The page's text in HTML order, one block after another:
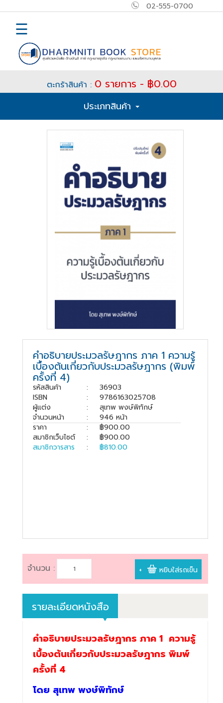
02-555-0700
MAIN
MENU
E-
บางซื่อ เขตบางซื่อ
กรุงเทพมหานคร
10800
(02) 555-
0700(Auto)ext.713
โทรสาร : (02) 555-
0728
book@dharmniti.co.th
☰
ตะกร้าสินค้า : 0 รายการ - ฿0.00
ประเภทสินค้า
คำอธิบายประมวลรัษฎากร ภาค 1 ความรู้
เบื้องต้นเกี่ยวกับประมวลรัษฎากร (พิมพ์
ครั้งที่ 4)
รหัสสินค้า :
36903
ISBN
:
9786163025708
ผู้แต่ง
:
สุเทพ พงษ์พิทักษ์
จำนวนหน้า
:
946 หน้า
ราคา
:
฿900.00
สมาชิกเว็บไซต์
:
฿900.00
สมาชิกวารสาร
: ฿810.00
จำนวน : หยิบใส่รถเข็น
รายละเอียดหนังสือ
คำอธิบายประมวลรัษฎากร ภาค 1 ความรู้
เบื้องต้นเกี่ยวกับประมวลรัษฎากร พิมพ์
ครั้งที่ 4
โดย สุเทพ พงษ์พิทักษ์
×